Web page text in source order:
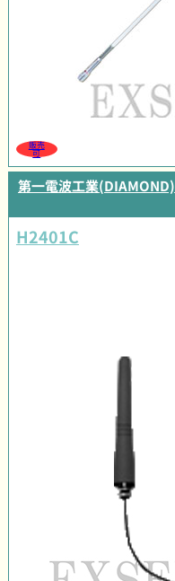
販売
可
第一電波工業(DIAMOND)
H2401C